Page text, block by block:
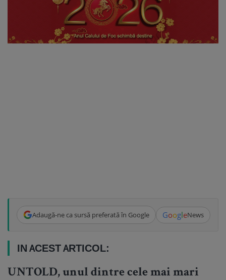
Adaugă-ne ca sursă preferată în Google GoogleNews
IN ACEST ARTICOL:
UNTOLD, unul dintre cele mai mari